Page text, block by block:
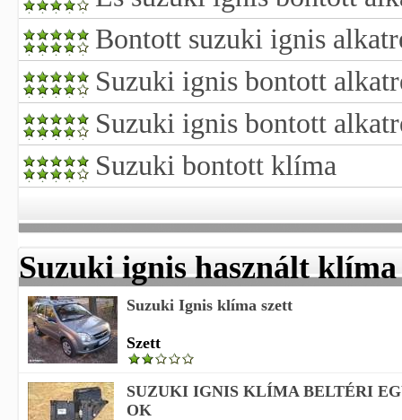
Bontott suzuki ignis
Suzuki ignis bontott
Suzuki ignis bontott
Suzuki bontott klíma
Suzuki ignis használt klíma
Suzuki Ignis klíma szett
Szett
SUZUKI IGNIS KLÍMA BELTÉRI
OK